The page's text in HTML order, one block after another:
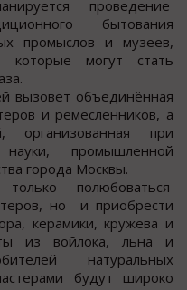
проведение
бытования
промыслов и музеев,
которые могут стать
вызовет объединённая
и ремесленников, а
организованная при
промышленной
города Москвы.
полюбоваться
но и приобрести
керамики, кружева и
из войлока, льна и
натуральных
будут широко